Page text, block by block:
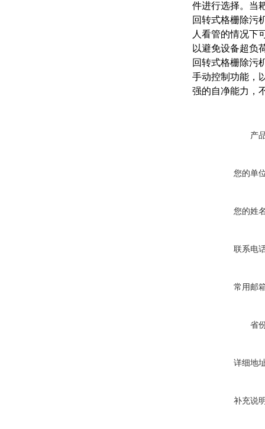
件进行选择。当
回转式格栅除污
人看管的情况下
以避免设备超负
回转式格栅除污
手动控制功能，
强的自净能力，
产
您的单
您的姓
联系电
常用邮
省
详细地
补充说